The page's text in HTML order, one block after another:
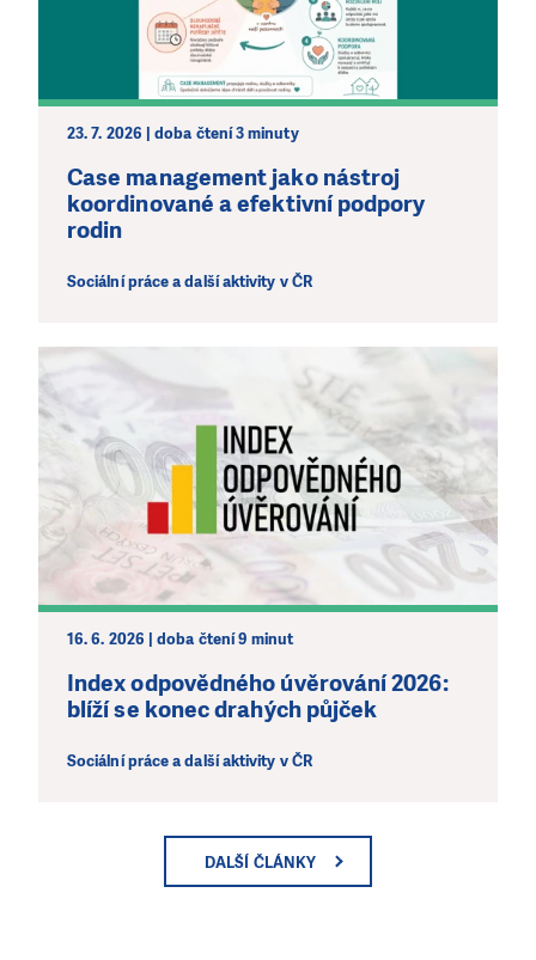
23. 7. 2026 | doba čtení 3 minuty
Case management jako nástroj
koordinované a efektivní podpory
rodin
Sociální práce a další aktivity v ČR
16. 6. 2026 | doba čtení 9 minut
Index odpovědného úvěrování 2026:
blíží se konec drahých půjček
Sociální práce a další aktivity v ČR
DALŠÍ ČLÁNKY